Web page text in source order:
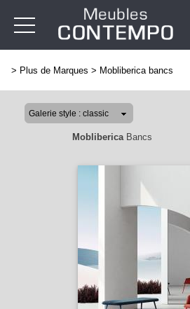
> Plus de Marques > Mobliberica bancs
MoblibericaBancs